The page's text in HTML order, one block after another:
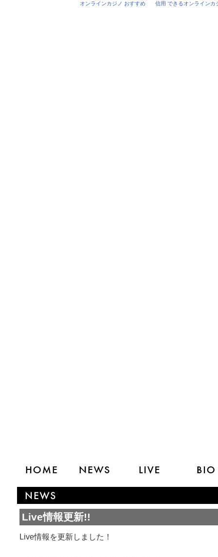
オンラインカジノ おすすめ 信用 できるオンラインカ
Live情報更新!!
Live情報を更新しました！